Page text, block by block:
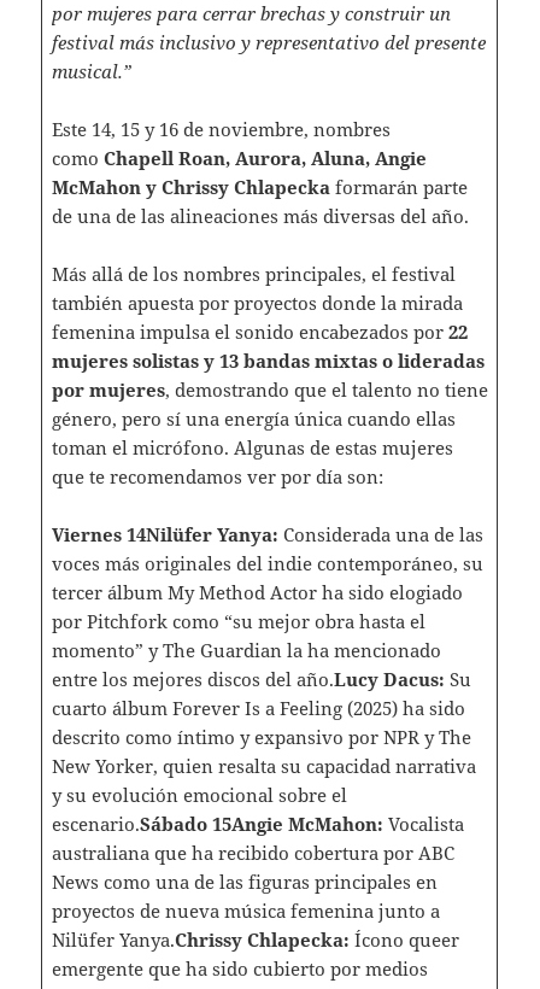
por mujeres para cerrar brechas y construir un
festival más inclusivo y representativo del presente
musical.”
Este 14, 15 y 16 de noviembre, nombres
como Chapell Roan, Aurora, Aluna, Angie
McMahon y Chrissy Chlapeckaformarán parte
de una de las alineaciones más diversas del año.
Más allá de los nombres principales, el festival
también apuesta por proyectos donde la mirada
femenina impulsa el sonido encabezados por 22
mujeres solistas y 13 bandas mixtas o lideradas
por mujeres, demostrando que el talento no tiene
género, pero sí una energía única cuando ellas
toman el micrófono. Algunas de estas mujeres
que te recomendamos ver por día son:
Viernes 14Nilüfer Yanya: Considerada una de las
voces más originales del indie contemporáneo, su
tercer álbum My Method Actor ha sido elogiado
por Pitchfork como “su mejor obra hasta el
momento” y The Guardian la ha mencionado
entre los mejores discos del año.Lucy Dacus: Su
cuarto álbum Forever Is a Feeling (2025) ha sido
descrito como íntimo y expansivo por NPR y The
New Yorker, quien resalta su capacidad narrativa
y su evolución emocional sobre el
escenario.Sábado 15Angie McMahon: Vocalista
australiana que ha recibido cobertura por ABC
News como una de las figuras principales en
proyectos de nueva música femenina junto a
Nilüfer Yanya.Chrissy Chlapecka: Ícono queer
emergente que ha sido cubierto por medios